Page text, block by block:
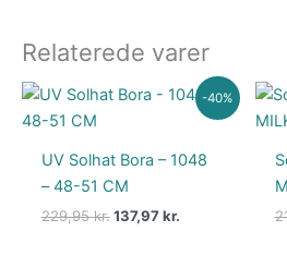
Relaterede varer
-40%
UV Solhat Bora – 1048
– 48-51 CM
229,95kr.
Den
229,95 kr..
137,97kr.
Den
aktuelle
137,97 kr..